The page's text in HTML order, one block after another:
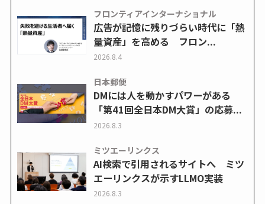
フロンティアインターナショナル
広告が記憶に残りづらい時代に「熱
量資産」を高める フロン...
2026.8.4
日本郵便
DMには人を動かすパワーがある
「第41回全日本DM大賞」の応募...
2026.8.3
ミツエーリンクス
AI検索で引用されるサイトへ ミツ
エーリンクスが示すLLMO実装
2026.8.3